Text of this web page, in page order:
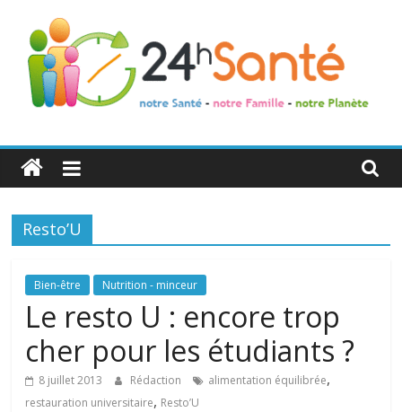
24h
Santé
La
de
toute
famille
Resto’U
Bien-être Nutrition - minceur
Le resto U : encore trop
cher pour les étudiants ?
8 juillet 2013 Rédaction alimentation équilibrée,
restauration universitaire, Resto’U